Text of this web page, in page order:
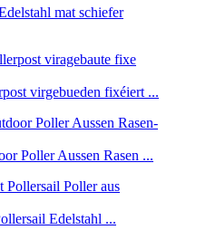
mat schiefer
virgebueden fixéiert ...
Poller Aussen Rasen ...
Edelstahl ...